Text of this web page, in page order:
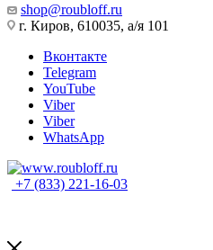
shop@roubloff.ru
г. Киров, 610035, а/я 101
Вконтакте
Telegram
YouTube
Viber
Viber
WhatsApp
+7 (833) 221-16-03